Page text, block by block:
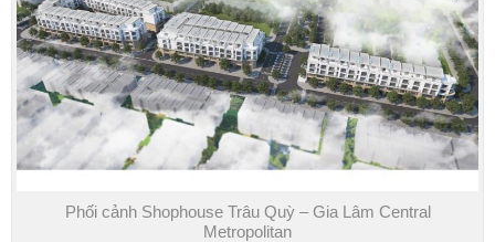
Phối cảnh Shophouse Trâu Quỳ – Gia Lâm Central
Metropolitan